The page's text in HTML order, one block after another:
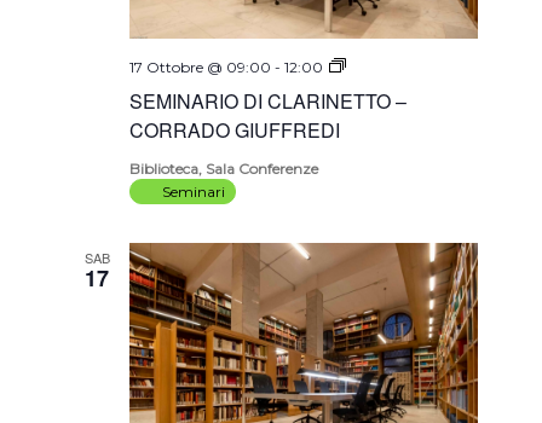
SEMINARIO DI CLARINETTO –
CORRADO GIUFFREDI
17 Ottobre @ 09:00 -12:00
SEMINARIO
CLARINETTO
Biblioteca, Sala Conferenze
Seminari
SAB
17